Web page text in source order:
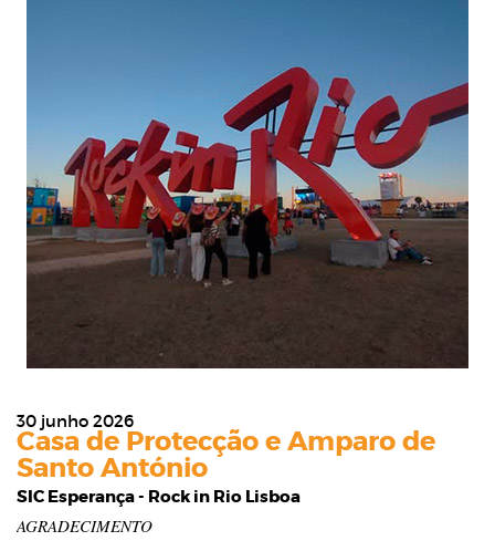
30 junho 2026
Casa de Protecção e Amparo de
Santo António
SIC Esperança - Rock in Rio Lisboa
AGRADECIMENTO